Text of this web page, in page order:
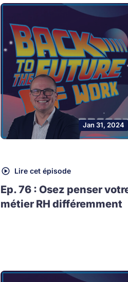
Jan 31, 2024
Lire cet épisode
Ep. 76 : Osez penser
métier RH différemment